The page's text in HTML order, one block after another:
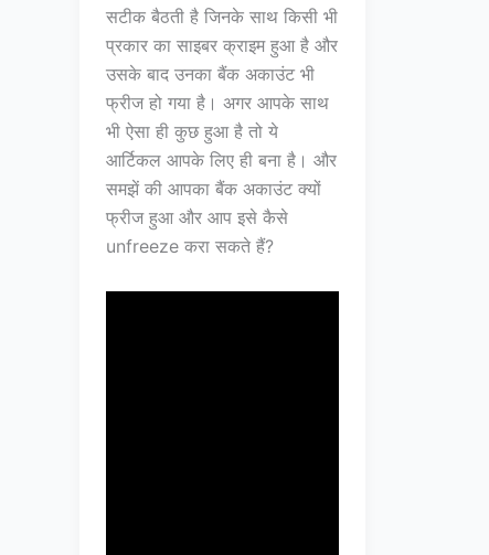
सटीक बैठती है जिनके साथ किसी भी
प्रकार का साइबर क्राइम हुआ है और
उसके बाद उनका बैंक अकाउंट भी
फ्रीज हो गया है। अगर आपके साथ
भी ऐसा ही कुछ हुआ है तो ये
आर्टिकल आपके लिए ही बना है। और
समझें की आपका बैंक अकाउंट क्यों
फ्रीज हुआ और आप इसे कैसे
unfreeze करा सकते हैं?